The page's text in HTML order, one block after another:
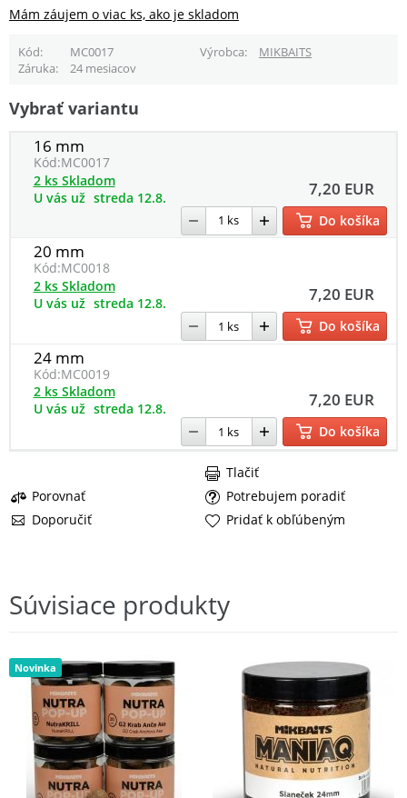
Mám záujem o viac ks, ako je skladom
Kód MC0017 Výrobca
MIKBAITS
Záruka
24 mesiacov
Vybrať variantu
16 mm
Kód:MC0017
7,20 EUR
2 ks Skladom
U vás už streda 12.8.
Do košíka
20 mm
Kód:MC0018
7,20 EUR
2 ks Skladom
U vás už streda 12.8.
Do košíka
24 mm
Kód:MC0019
7,20 EUR
2 ks Skladom
U vás už streda 12.8.
Do košíka
Porovnať
Potrebujem poradiť
Doporučiť
Tlačiť
Pridať k obľúbeným
Súvisiace produkty
Novinka